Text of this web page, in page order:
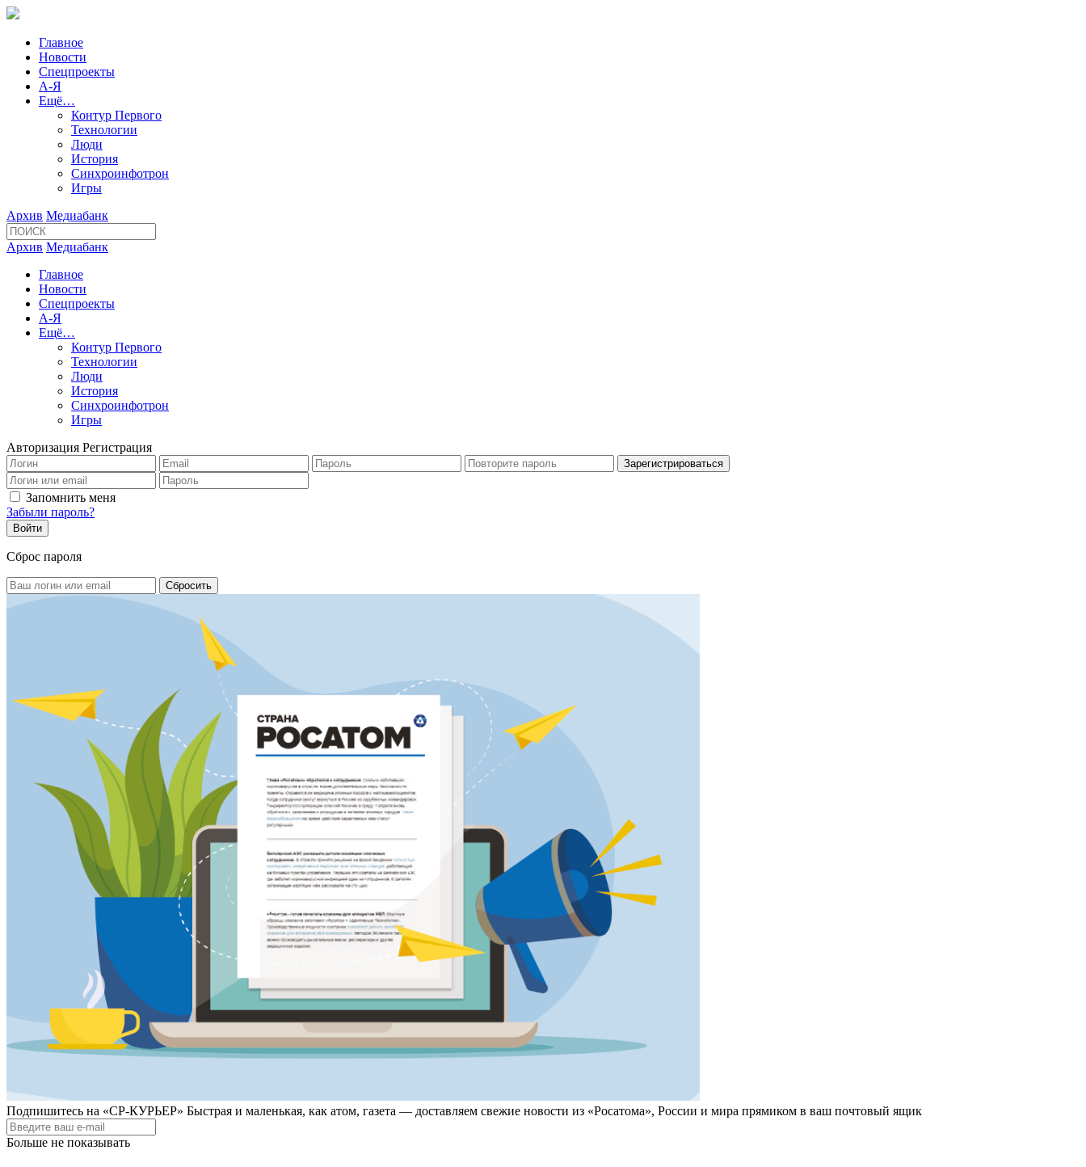
Главное
Новости
Спецпроекты
А-Я
Ещё…
Контур Первого
Технологии
Люди
История
Синхроинфотрон
Игры
Архив Медиабанк
Архив Медиабанк
Главное
Новости
Спецпроекты
А-Я
Ещё…
Контур Первого
Технологии
Люди
История
Синхроинфотрон
Игры
Авторизация Регистрация
Запомнить меня
Забыли пароль?
Сброс пароля
Подпишитесь на «СР-КУРЬЕР» Быстрая и маленькая, как атом, газета — доставляем свежие новости из «Росатома», России и мира прямиком в ваш почтовый ящик
Больше не показывать